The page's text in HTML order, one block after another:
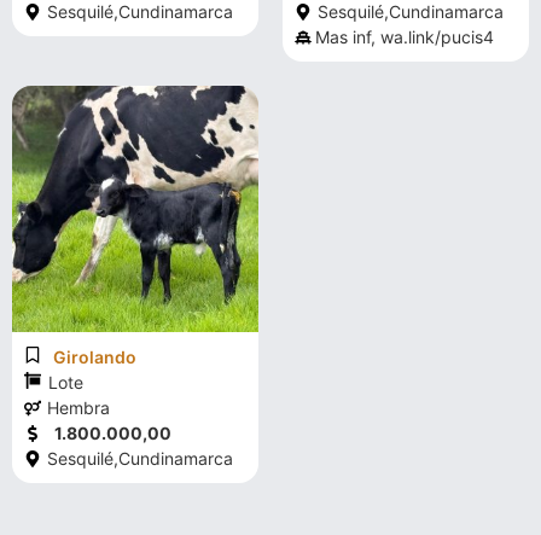
Sesquilé,Cundinamarca
Sesquilé,Cundinamarca
Mas inf, wa.link/pucis4
Girolando
Lote
Hembra
1.800.000,00
Sesquilé,Cundinamarca